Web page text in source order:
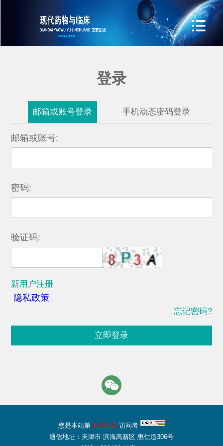
登录
邮箱或账号登录 手机动态密码登录
邮箱或账号:
密码:
验证码:
新用户注册
隐私政策
忘记密码?
立即登录
您是本站第 8560235访问者
通信地址：天津市 滨海高新区 惠仁道306号